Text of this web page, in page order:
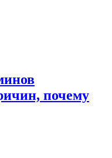
почему